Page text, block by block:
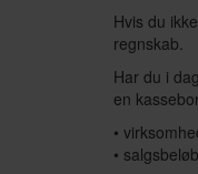
Hvis du
regnskab.
Har du i
en
•
•